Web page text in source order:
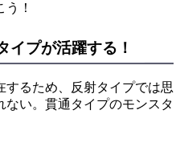
！
イプが活躍する！
するため、反射タイプでは思
ない。貫通タイプのモンスタ